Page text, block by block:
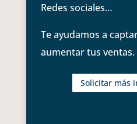
Redes sociales…
Te ayudamos a
aumentar tus ventas.
Solicitar más